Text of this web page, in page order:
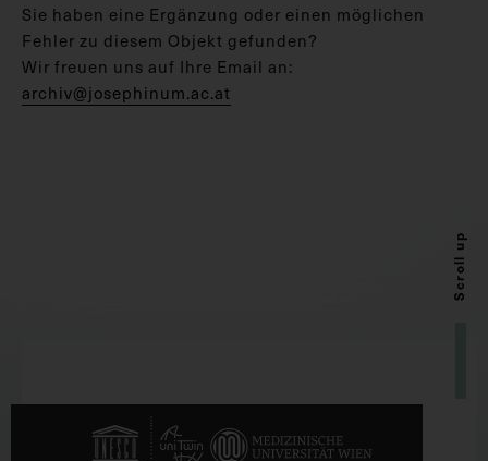
Sie haben eine Ergänzung oder einen möglichen
Fehler zu diesem Objekt gefunden?
Wir freuen uns auf Ihre Email an:
archiv@josephinum.ac.at
Scroll up